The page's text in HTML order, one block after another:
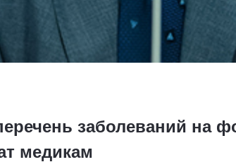
заболеваний на
медикам